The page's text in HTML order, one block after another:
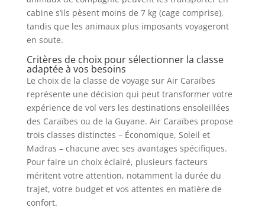
cabine s’ils pèsent moins de 7 kg (cage comprise),
tandis que les animaux plus imposants voyageront
en soute.
Critères de choix pour sélectionner la classe
adaptée à vos besoins
Le choix de la classe de voyage sur Air Caraïbes
représente une décision qui peut transformer votre
expérience de vol vers les destinations ensoleillées
des Caraïbes ou de la Guyane. Air Caraïbes propose
trois classes distinctes – Économique, Soleil et
Madras – chacune avec ses avantages spécifiques.
Pour faire un choix éclairé, plusieurs facteurs
méritent votre attention, notamment la durée du
trajet, votre budget et vos attentes en matière de
confort.